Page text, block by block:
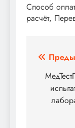
Способ
расчёт,
по